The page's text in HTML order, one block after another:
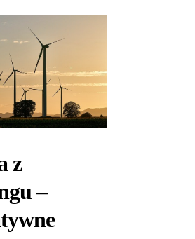
z
–